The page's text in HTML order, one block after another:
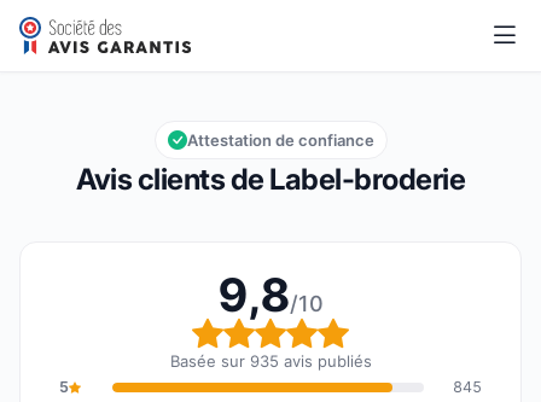
Label-broderie
Note globale : 9,8 sur 10
9,8/10
Avis clients de Label-broderie
Attestation de confiance
9,8/10
Note globale : 9,8 sur
Basée sur 935 avis publiés
5
845